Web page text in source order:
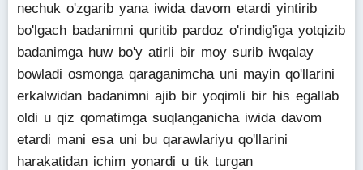
nechuk o'zgarib yana iwida davom etardi yintirib
bo'lgach badanimni quritib pardoz o'rindig'iga yotqizib
badanimga huw bo'y atirli bir moy surib iwqalay
bowladi osmonga qaraganimcha uni mayin qo'llarini
erkalwidan badanimni ajib bir yoqimli bir his egallab
oldi u qiz qomatimga suqlanganicha iwida davom
etardi mani esa uni bu qarawlariyu qo'llarini
harakatidan ichim yonardi u tik turgan